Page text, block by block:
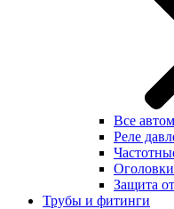
Все
Реле
Защита
Трубы и фитинги